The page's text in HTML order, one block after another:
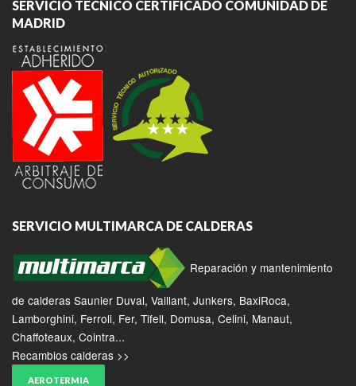
SERVICIO TÉCNICO CERTIFICADO COMUNIDAD DE
MADRID
SERVICIO MULTIMARCA DE CALDERAS
Reparación y mantenimiento
de calderas Saunier Duval, Vaillant, Junkers, BaxiRoca,
Lamborghini, Ferroli, Fer, Tifell, Domusa, Celini, Manaut,
Chaffoteaux, Cointra...
Recambios calderas >>
AEROTERMIA